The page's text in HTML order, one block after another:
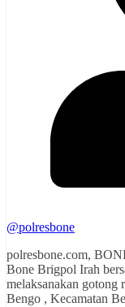
@polresbone
polresbone.com,
Bone Brigpol Irah
melaksanakan gotong
Bengo , Kecamatan